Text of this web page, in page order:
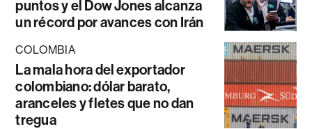
puntos y el Dow Jones alcanza
un récord por avances con Irán
COLOMBIA
La mala hora del exportador
colombiano: dólar barato,
aranceles y fletes que no dan
tregua